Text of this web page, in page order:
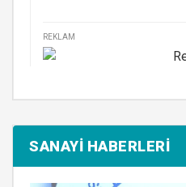
REKLAM
SANAYİ HABERLERİ